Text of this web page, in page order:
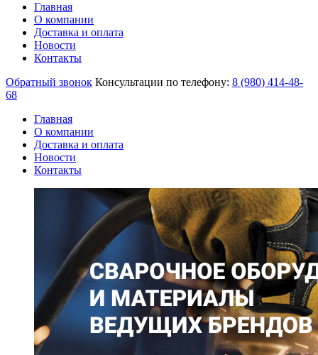
Главная
О компании
Доставка и оплата
Новости
Контакты
Обратный звонок Консультации по телефону: 8 (980) 414-48-
68
Главная
О компании
Доставка и оплата
Новости
Контакты